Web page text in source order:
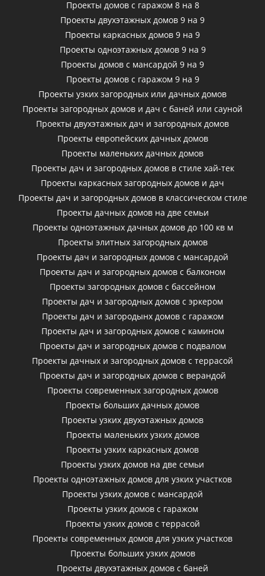
Проекты домов с гаражом 8 на 8
Проекты двухэтажных домов 9 на 9
Проекты каркасных домов 9 на 9
Проекты одноэтажных домов 9 на 9
Проекты домов с мансардой 9 на 9
Проекты домов с гаражом 9 на 9
Проекты узких загородных или дачных домов
Проекты загородных домов и дач с баней или сауной
Проекты двухэтажных дач и загородных домов
Проекты европейских дачных домов
Проекты маленьких дачных домов
Проекты дач и загородных домов в стиле хай-тек
Проекты каркасных загородных домов и дач
Проекты дач и загородных домов в классическом стиле
Проекты дачных домов на две семьи
Проекты одноэтажных дачных домов до 100 кв м
Проекты элитных загородных домов
Проекты дач и загородных домов с мансардой
Проекты дач и загородных домов с балконом
Проекты загородных домов с бассейном
Проекты дач и загородных домов с эркером
Проекты дач и загородынх домов с гаражом
Проекты дач и загородных домов с камином
Проекты дач и загородных домов с подвалом
Проекты дачных и загородных домов с террасой
Проекты дач и загородных домов с верандой
Проекты современных загородных домов
Проекты больших дачных домов
Проекты узких двухэтажных домов
Проекты маленьких узких домов
Проекты узких каркасных домов
Проекты узких домов на две семьи
Проекты одноэтажных домов для узких участков
Проекты узких домов с мансардой
Проекты узких домов с гаражом
Проекты узких домов с террасой
Проекты современных домов для узких участков
Проекты больших узких домов
Проекты двухэтажных домов с баней